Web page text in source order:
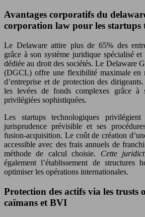
Avantages corporatifs du
corporation law pour les startups
Le Delaware attire plus de 65% des
grâce à son système juridique spécialisé
dédiée au droit des sociétés. Le Delaware
(DGCL) offre une flexibilité maximale en
d’entreprise et de protection des
les levées de fonds complexes grâce à
privilégiées sophistiquées.
Les startups technologiques
jurisprudence prévisible et ses
fusion-acquisition. Le coût de création
accessible avec des frais annuels de
méthode de calcul choisie. Cette
également l’établissement de structures
optimiser les opérations internationales.
Protection des actifs via les trusts
caïmans et BVI